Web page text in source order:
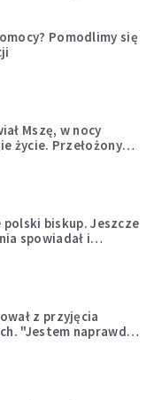
Pomodlimy się
Mszę, w nocy
życie. Przełożony
zakon
polski biskup. Jeszcze
spowiadał i
świętą
z przyjęcia
"Jestem naprawdę